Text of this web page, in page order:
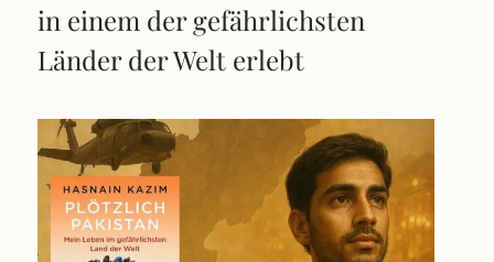
in einem der gefährlichsten
Länder der Welt erlebt